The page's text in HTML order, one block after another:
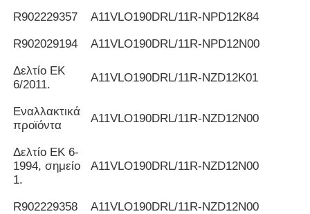
R902229357 Α11VLO190DRL/11R-NPD12K84
R902029194 Α11VLO190DRL/11R-NPD12N00
Δελτίο ΕΚ
6/2011.
Α11VLO190DRL/11R-NZD12K01
Εναλλακτικά
προϊόντα
Α11VLO190DRL/11R-NZD12N00
Δελτίο ΕΚ 6-
1994, σημείο
1.
Α11VLO190DRL/11R-NZD12N00
R902229358 Α11VLO190DRL/11R-NZD12N00